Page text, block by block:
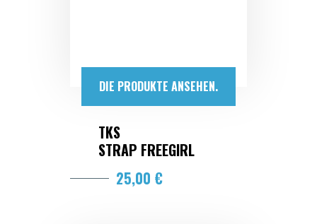
DIE PRODUKTE ANSEHEN.
TKS
STRAP FREEGIRL
25,00 €